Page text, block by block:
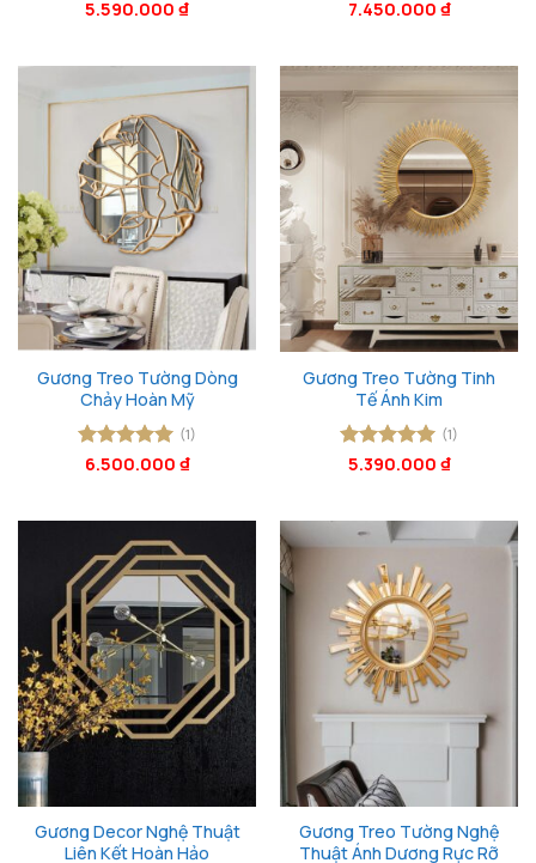
hạng55
5.590.000 ₫
hạng55
7.450.000 ₫
Gương Treo Tường Dòng
Chảy Hoàn Mỹ
Được xếp
(1)
6.500.000 ₫
Gương Treo Tường Tinh
Tế Ánh Kim
Được xếp
(1)
5.390.000 ₫
Gương Decor Nghệ Thuật
Liên Kết Hoàn Hảo
Gương Treo Tường Nghệ
Thuật Ánh Dương Rực Rỡ